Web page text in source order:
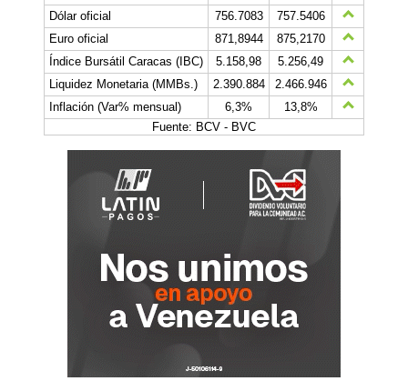
Dólar oficial
756.7083
757.5406
Euro oficial
871,8944
875,2170
Índice Bursátil Caracas (IBC)
5.158,98
5.256,49
Liquidez Monetaria (MMBs.)
2.390.884
2.466.946
Inflación (Var% mensual)
6,3%
13,8%
Fuente: BCV - BVC